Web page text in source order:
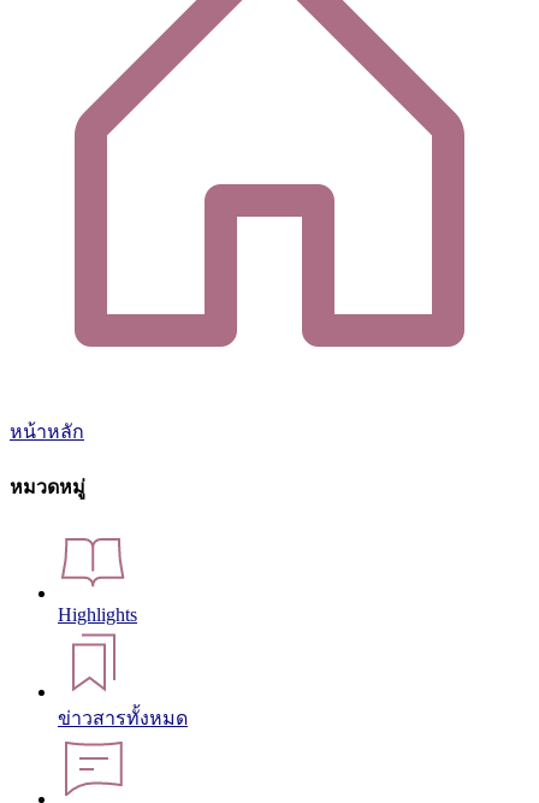
หน้าหลัก
หมวดหมู่
Highlights
ข่าวสารทั้งหมด